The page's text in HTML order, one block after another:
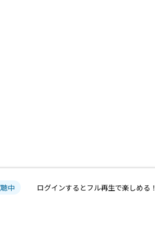
中 ログインするとフル再生で楽しめる！